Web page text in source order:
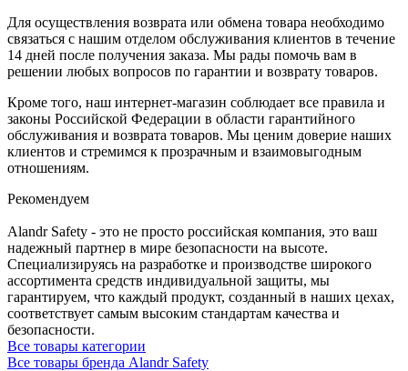
Для осуществления возврата или обмена товара необходимо
связаться с нашим отделом обслуживания клиентов в течение
14 дней после получения заказа. Мы рады помочь вам в
решении любых вопросов по гарантии и возврату товаров.
Кроме того, наш интернет-магазин соблюдает все правила и
законы Российской Федерации в области гарантийного
обслуживания и возврата товаров. Мы ценим доверие наших
клиентов и стремимся к прозрачным и взаимовыгодным
отношениям.
Рекомендуем
Alandr Safety - это не просто российская компания, это ваш
надежный партнер в мире безопасности на высоте.
Специализируясь на разработке и производстве широкого
ассортимента средств индивидуальной защиты, мы
гарантируем, что каждый продукт, созданный в наших цехах,
соответствует самым высоким стандартам качества и
безопасности.
Все товары категории
Все товары бренда Alandr Safety